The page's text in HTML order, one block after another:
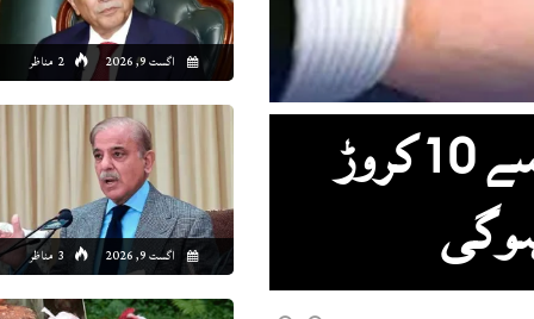
اگست 9, 2026 2 مناظر
اگست 9, 2026 3 مناظر
قانون میں ترمیم، یکم جولائی سے 10 کروڑ